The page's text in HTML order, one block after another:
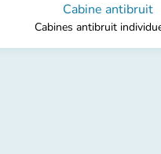
Cabine antibruit
Cabines antibruit